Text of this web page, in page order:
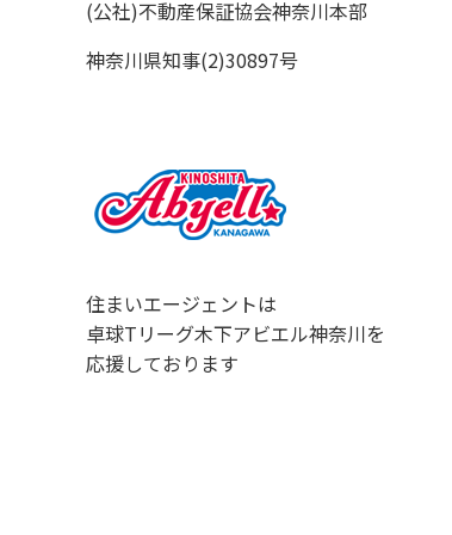
(公社)不動産保証協会神奈川本部
神奈川県知事(2)30897号
住まいエージェントは
卓球Tリーグ木下アビエル神奈川を
応援しております